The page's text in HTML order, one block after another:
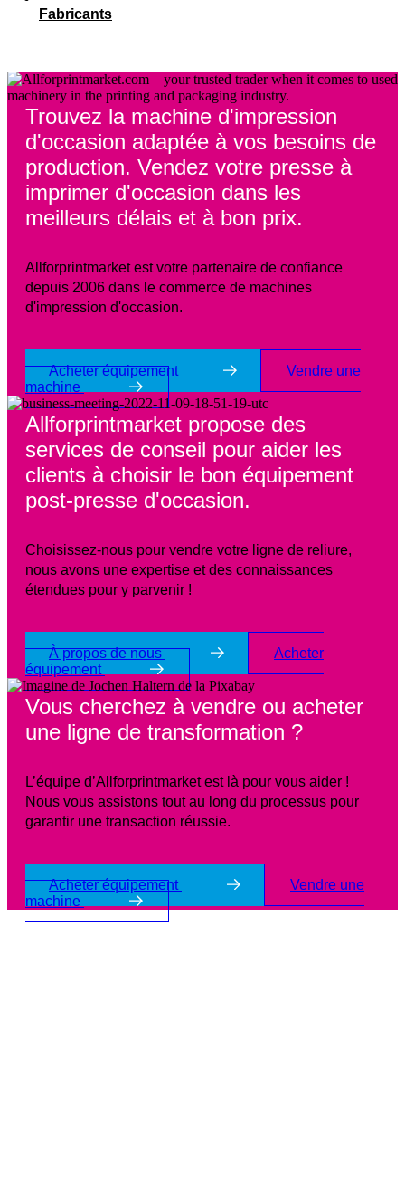
Fabricants
Trouvez la machine d'impression
d'occasion adaptée à vos besoins de
production. Vendez votre presse à
imprimer d'occasion dans les
meilleurs délais et à bon prix.
Allforprintmarket est votre partenaire de confiance
depuis 2006 dans le commerce de machines
d'impression d'occasion.
Acheter équipement
Vendre une
machine
Allforprintmarket propose des
services de conseil pour aider les
clients à choisir le bon équipement
post-presse d'occasion.
Choisissez-nous pour vendre votre ligne de reliure,
nous avons une expertise et des connaissances
étendues pour y parvenir !
À propos de nous
Acheter
équipement
Vous cherchez à vendre ou acheter
une ligne de transformation ?
L’équipe d’Allforprintmarket est là pour vous aider !
Nous vous assistons tout au long du processus pour
garantir une transaction réussie.
Acheter équipement
Vendre une
machine